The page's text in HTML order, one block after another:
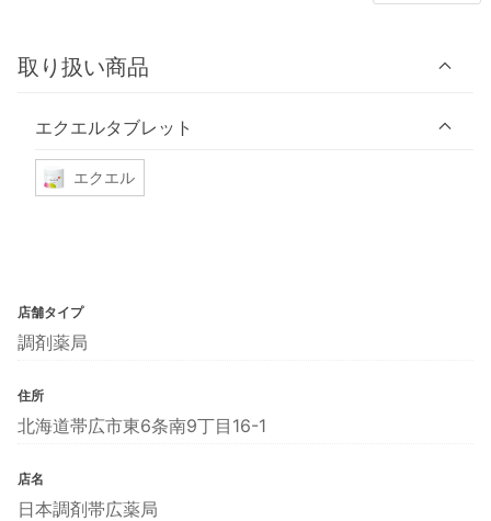
取り扱い商品
エクエルタブレット
エクエル
店舗タイプ
調剤薬局
住所
北海道帯広市東6条南9丁目16-1
店名
日本調剤帯広薬局